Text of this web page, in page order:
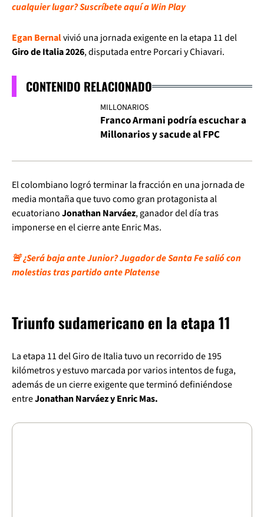
cualquier lugar? Suscríbete aquí a Win Play
Egan Bernalvivió una jornada exigente en la etapa 11 del
Giro de Italia 2026, disputada entre Porcari y Chiavari.
CONTENIDO RELACIONADO
MILLONARIOS
Franco Armani podría escuchar a
Millonarios y sacude al FPC
El colombiano logró terminar la fracción en una jornada de
media montaña que tuvo como gran protagonista al
ecuatorianoJonathan Narváez, ganador del día tras
imponerse en el cierre ante Enric Mas.
🚨 ¿Será baja ante Junior? Jugador de Santa Fe salió con
molestias tras partido ante Platense
Triunfo sudamericano en la etapa 11
La etapa 11 del Giro de Italia tuvo un recorrido de 195
kilómetros y estuvo marcada por varios intentos de fuga,
además de un cierre exigente que terminó definiéndose
entreJonathan Narváez y Enric Mas.